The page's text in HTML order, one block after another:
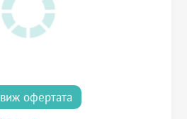
виж офертата